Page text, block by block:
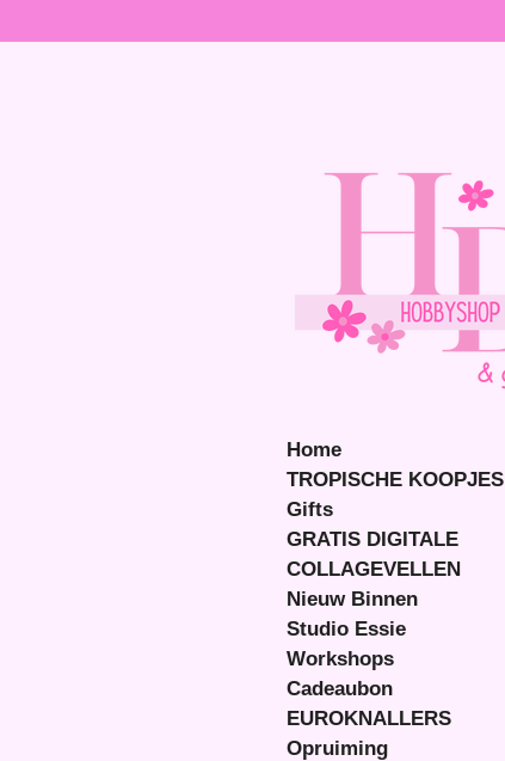
direct
Home
TROPISCHE KOOPJES
Gifts
GRATIS DIGITALE
COLLAGEVELLEN
Nieuw Binnen
Studio Essie
Workshops
Cadeaubon
EUROKNALLERS
Opruiming